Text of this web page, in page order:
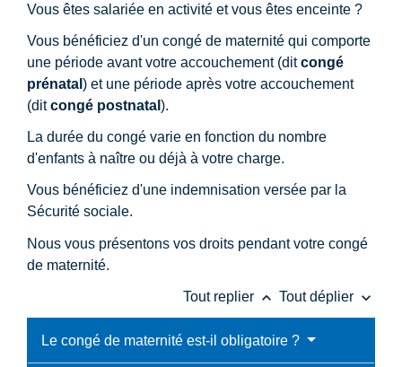
Vous êtes salariée en activité et vous êtes enceinte ?
Vous bénéficiez d'un congé de maternité qui comporte
une période avant votre accouchement (ditcongé
prénatal ) et une période après votre accouchement
(ditcongé postnatal ).
La durée du congé varie en fonction du nombre
d'enfants à naître ou déjà à votre charge.
Vous bénéficiez d'une indemnisation versée par la
Sécurité sociale.
Nous vous présentons vos droits pendant votre congé
de maternité.
Tout replier keyboard_arrow_up Tout déplier keyboard_arrow_down
Le congé de maternité est-il obligatoire ?